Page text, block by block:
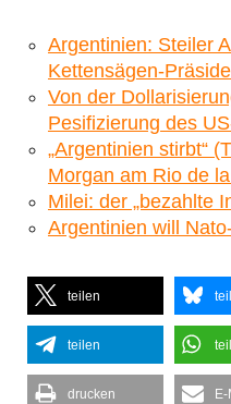
Argentinien: Steiler
Kettensägen-
Von der
Pesifizierung des
„Argentinien stirbt“
Morgan am Rio de
Milei: der „bezahlte
Argentinien will
teilen
teilen
drucken E-